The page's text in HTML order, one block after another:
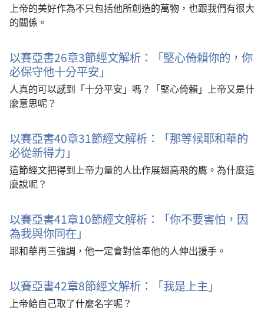
上帝的美好作為不只包括他所創造的萬物，也跟我們有很大
的關係。
以賽亞書26章3節經文解析：「堅心倚賴你的，你
必保守他十分平安」
人真的可以感到「十分平安」嗎？「堅心倚賴」上帝又是什
麼意思呢？
以賽亞書40章31節經文解析：「那等候耶和華的
必從新得力」
這節經文把得到上帝力量的人比作展翅高飛的鷹。為什麼這
麼說呢？
以賽亞書41章10節經文解析：「你不要害怕，因
為我與你同在」
耶和華再三強調，他一定會對信奉他的人伸出援手。
以賽亞書42章8節經文解析：「我是上主」
上帝給自己取了什麼名字呢？